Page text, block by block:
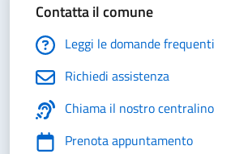
Contatta il comune
Leggi le domande frequenti
Richiedi assistenza
Chiama il nostro centralino
Prenota appuntamento